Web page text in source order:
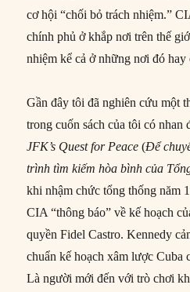
cơ hội “chối bỏ trách nhiệm.”
chính phủ ở khắp nơi trên thế
nhiệm kể cả ở những nơi đó
Gần đây tôi đã nghiên cứu một
trong cuốn sách của tôi có nhan
JFK’s Quest for Peace(Để
trình tìm kiếm hòa bình của
khi nhậm chức tổng thống năm
CIA “thông báo” về kế hoạch
quyền Fidel Castro. Kennedy
chuẩn kế hoạch xâm lược Cuba
Là người mới đến với trò chơi